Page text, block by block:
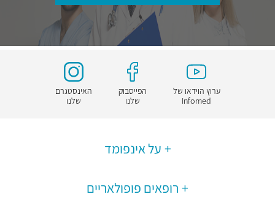
ערוץ הוידאו של
Infomed
הפייסבוק
שלנו
האינסטגרם
שלנו
על אינפומד
רופאים פופולאריים